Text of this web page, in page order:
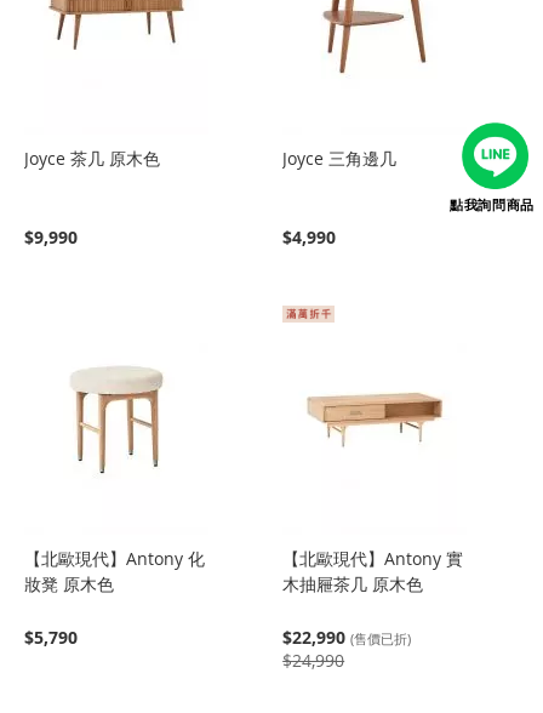
Joyce 茶几 原木色
$9,990
Joyce 三角邊几
$4,990
【北歐現代】Antony 化
妝凳 原木色
$5,790
【北歐現代】Antony 實
木抽屜茶几 原木色
$22,990 (售價已折)
$24,990
點我詢問商品